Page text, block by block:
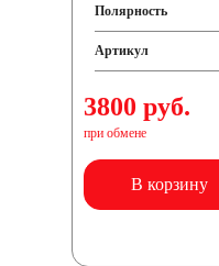
Полярность
Артикул
3800 руб.
при обмене
В корзину